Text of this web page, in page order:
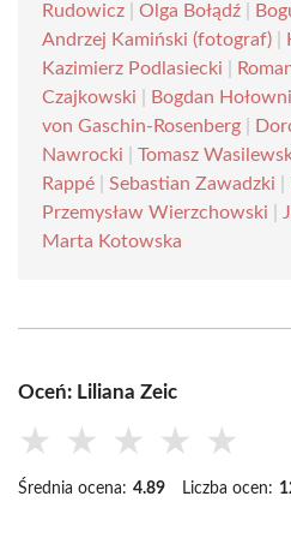
Rudowicz Olga Bołądź
Andrzej Kamiński (fotograf)
Kazimierz Podlasiecki
Czajkowski
Bogdan
von Gaschin-Rosenberg
Nawrocki
Tomasz
Rappé
Sebastian Zawadzki
Przemysław Wierzchowski
Marta Kotowska
Oceń: Liliana Zeic
★ ★ ★ ★ ★
Średnia ocena: 4.89 Liczba ocen: